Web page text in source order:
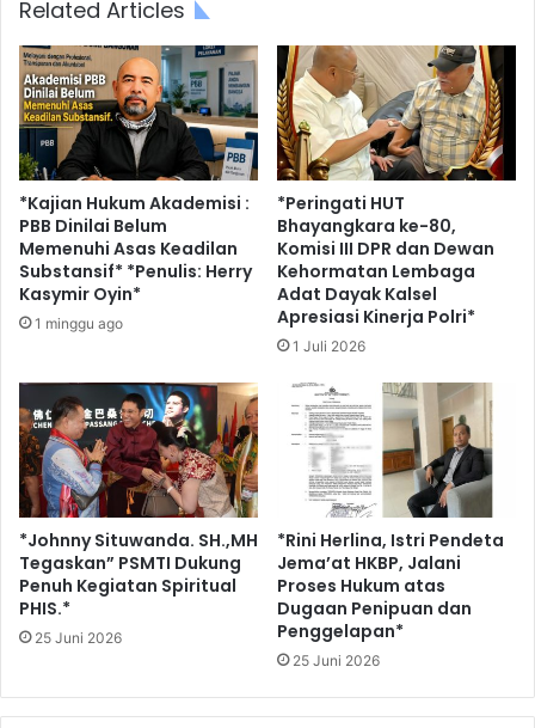
Related Articles
*Kajian Hukum Akademisi :
PBB Dinilai Belum
Memenuhi Asas Keadilan
Substansif* *Penulis: Herry
Kasymir Oyin*
1 minggu ago
*Peringati HUT
Bhayangkara ke-80,
Komisi III DPR dan Dewan
Kehormatan Lembaga
Adat Dayak Kalsel
Apresiasi Kinerja Polri*
1 Juli 2026
*Johnny Situwanda. SH.,MH
Tegaskan” PSMTI Dukung
Penuh Kegiatan Spiritual
PHIS.*
25 Juni 2026
*Rini Herlina, Istri Pendeta
Jema’at HKBP, Jalani
Proses Hukum atas
Dugaan Penipuan dan
Penggelapan*
25 Juni 2026